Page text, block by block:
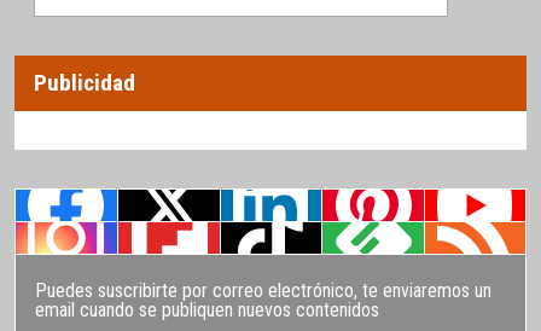
Publicidad
Puedes suscribirte por correo electrónico, te enviaremos un
email cuando se publiquen nuevos contenidos